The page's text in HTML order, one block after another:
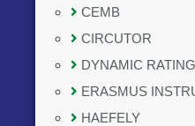
CEMB
CIRCUTOR
DYNAMIC
ERASMUS
HAEFELY